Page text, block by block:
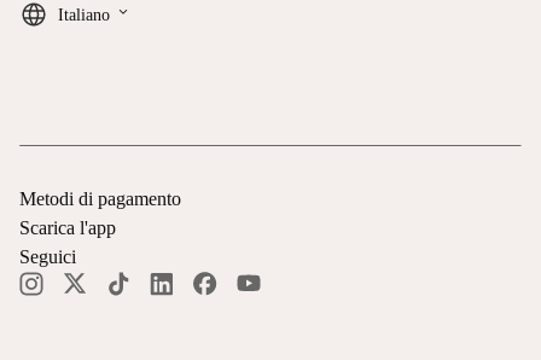
Italiano keyboard_arrow_down
Metodi di pagamento
Scarica l'app
Seguici